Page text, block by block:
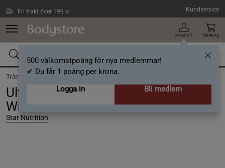
Fri frakt över 199 kr Kundservice
Min profil
500 välkomstpoäng för nya medlemmar!
✔ Du får 1 poäng per krona.
Logga in
Bli medlem
Varukorg
Träning / Sportnutrition / Elektrolyter
Ultimate EAA + Electrolytes 450 g
Wild Berries
Star Nutrition